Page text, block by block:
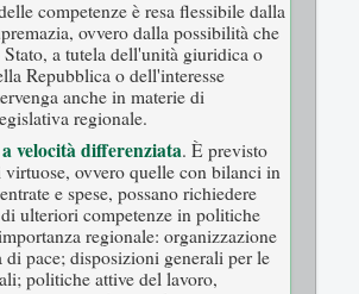
competenze è resa flessibile dalla
ovvero dalla possibilità che
a tutela dell'unità giuridica o
Repubblica o dell'interesse
anche in materie di
regionale.
velocità differenziata. È previsto
virtuose, ovvero quelle con bilanci in
e spese, possano richiedere
ulteriori competenze in politiche
regionale: organizzazione
di pace; disposizioni generali per le
politiche attive del lavoro,